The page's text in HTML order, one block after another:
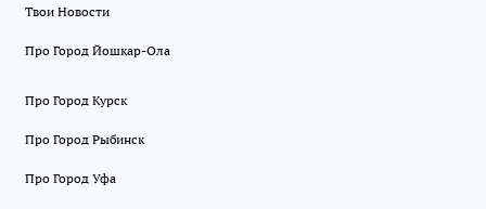
Твои Новости
Про Город Йошкар-Ола
Про Город Курск
Про Город Рыбинск
Про Город Уфа